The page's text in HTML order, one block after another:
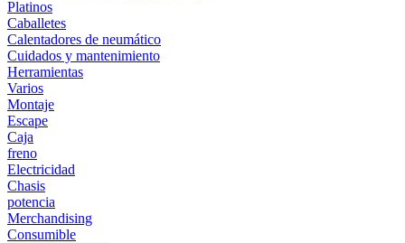
Platinos
Caballetes
Calentadores de neumático
Cuidados y mantenimiento
Herramientas
Varios
Montaje
Escape
Caja
freno
Electricidad
Chasis
potencia
Merchandising
Consumible